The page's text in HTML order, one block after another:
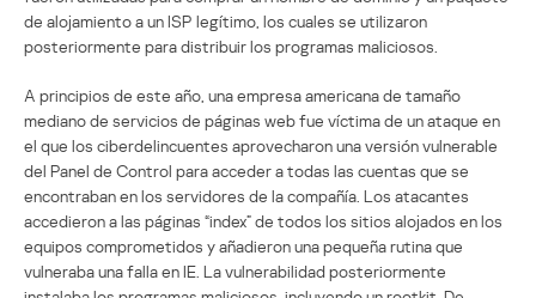
de alojamiento a un ISP legítimo, los cuales se utilizaron
posteriormente para distribuir los programas maliciosos.
A principios de este año, una empresa americana de tamaño
mediano de servicios de páginas web fue víctima de un ataque en
el que los ciberdelincuentes aprovecharon una versión vulnerable
del Panel de Control para acceder a todas las cuentas que se
encontraban en los servidores de la compañía. Los atacantes
accedieron a las páginas “index” de todos los sitios alojados en los
equipos comprometidos y añadieron una pequeña rutina que
vulneraba una falla en IE. La vulnerabilidad posteriormente